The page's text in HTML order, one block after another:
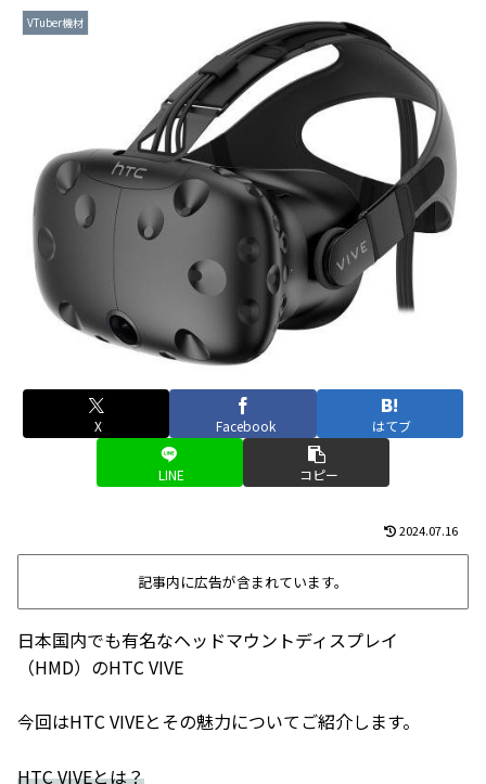
VTuber機材
X Facebook はてブ
LINE コピー
2024.07.16
記事内に広告が含まれています。
日本国内でも有名なヘッドマウントディスプレイ
（HMD）のHTC VIVE
今回はHTC VIVEとその魅力についてご紹介します。
HTC VIVEとは？